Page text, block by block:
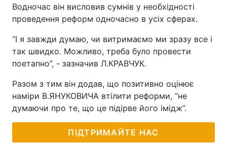
Водночас він висловив сумнів у необхідності
проведення реформ одночасно в усіх сферах.
“І я завжди думаю, чи витримаємо ми зразу все і
так швидко. Можливо, треба було провести
поетапно”, - зазначив Л.КРАВЧУК.
Разом з тим він додав, що позитивно оцінює
наміри В.ЯНУКОВИЧА втілити реформи, “не
думаючи про те, що це підірве його імідж”.
ПІДТРИМАЙТЕ НАС